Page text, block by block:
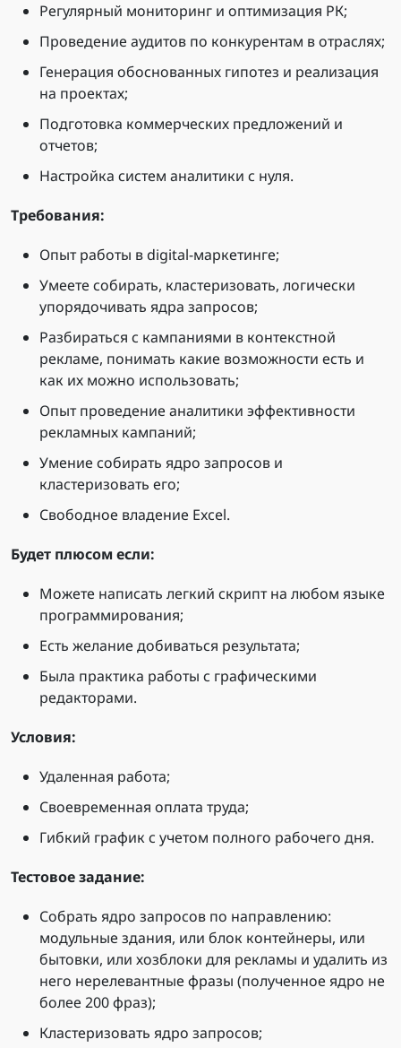
Регулярный мониторинг и оптимизация РК;
Проведение аудитов по конкурентам в отраслях;
Генерация обоснованных гипотез и реализация
на проектах;
Подготовка коммерческих предложений и
отчетов;
Настройка систем аналитики с нуля.
Требования:
Опыт работы в digital-маркетинге;
Умеете собирать, кластеризовать, логически
упорядочивать ядра запросов;
Разбираться с кампаниями в контекстной
рекламе, понимать какие возможности есть и
как их можно использовать;
Опыт проведение аналитики эффективности
рекламных кампаний;
Умение собирать ядро запросов и
кластеризовать его;
Свободное владение Excel.
Будет плюсом если:
Можете написать легкий скрипт на любом языке
программирования;
Есть желание добиваться результата;
Была практика работы с графическими
редакторами.
Условия:
Удаленная работа;
Своевременная оплата труда;
Гибкий график с учетом полного рабочего дня.
Тестовое задание:
Собрать ядро запросов по направлению:
модульные здания, или блок контейнеры, или
бытовки, или хозблоки для рекламы и удалить из
него нерелевантные фразы (полученное ядро не
более 200 фраз);
Кластеризовать ядро запросов;